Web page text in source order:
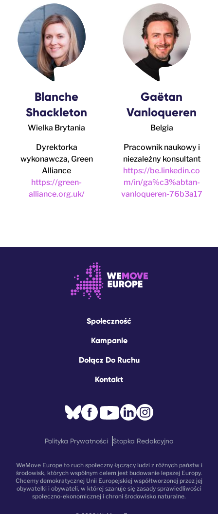
Blanche
Shackleton
Wielka Brytania
Dyrektorka
wykonawcza, Green
Alliance
https://green-
alliance.org.uk/
Gaëtan
Vanloqueren
Belgia
Pracownik naukowy i
niezależny konsultant
https://be.linkedin.co
m/in/ga%c3%abtan-
vanloqueren-76b3a17
Społeczność
Kampanie
Dołącz Do Ruchu
Kontakt
WeMove Europe to ruch społeczny łączący ludzi z różnych państw i
środowisk, których wspólnym celem jest budowanie lepszej Europy.
Chcemy demokratycznej Unii Europejskiej współtworzonej przez jej
obywatelki i obywateli, w której szanuje się zasady sprawiedliwości
społeczno-ekonomicznej i chroni środowisko naturalne.
Polityka Prywatności Stopka Redakcyjna